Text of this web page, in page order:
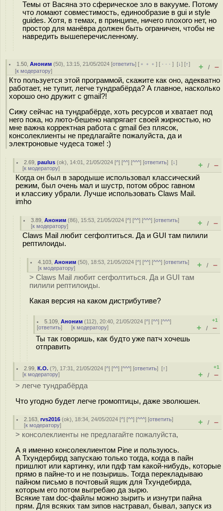
Темы от Васяна это сферическое зло в вакууме. Потому
что ломают совместимость, единообразие в gui и style
guides. Хотя, в темах, в принципе, ничего плохого нет, но
простор для манёвра должен быть ограничен, чтобы не
навредить вышеперечисленному.
1.50 ,Аноним (50), 13:15, 21/05/2024 [ответить] [ ﹢﹢﹢] [ · · ·][↓] [↑]
[к модератору] + / –
Кто пользуется этой программой, скажите как оно, адекватно
работает, не тупит, легче тундрабёрда? А главное, насколько
хорошо оно дружит с gmail?!
Сижу сейчас на тундрабёрде, хоть ресурсов и хватает под
него пока, но люто-бешено напрягает своей жирностью, но
мне важна корректная работа с gmail без плясок,
консолеклиенты не предлагайте пожалуйста, да и
электроновые чудеса тоже! :)
2.69 ,paulus (ok), 14:01, 21/05/2024 [^] [^^] [^^^] [ответить][↓]
[к модератору] + / –
Когда он был в зародыше использовал классический
режим, был очень мал и шустр, потом оброс гавном
и классику убрали. Лучше использовать Claws Mail.
imho
3.89 ,Аноним (86), 15:53, 21/05/2024 [^] [^^] [^^^] [ответить]
[к модератору] + / –
Claws Mail любит сегфолтиться. Да и GUI там пилили
рептилоиды.
4.103 ,Аноним (50), 18:53, 21/05/2024 [^] [^^] [^^^] [ответить]
[к модератору] + / –
> Claws Mail любит сегфолтиться. Да и GUI там
пилили рептилоиды.
Какая версия на каком дистрибутиве?
5.109 ,Аноним (112), 20:40, 21/05/2024 [^] [^^] [^^^]
[ответить] [к модератору]
+1
+ / –
Ты так говоришь, как будто уже патч хочешь
отправить
2.99 ,К.О. (?), 17:31, 21/05/2024 [^] [^^] [^^^] [ответить][↑]
[к модератору]
+1
+ / –
> легче тундрабёрда
Что угодно будет легче громоптицы, даже эволюшен.
2.163 ,rvs2016 (ok), 18:34, 24/05/2024 [^] [^^] [^^^] [ответить]
[к модератору] + / –
> консолеклиенты не предлагайте пожалуйста,
А я именно консолеклиентом Pine и пользуюсь.
А Тхундербирд запускаю только тогда, когда в пайн
пришлют или картинку, или пдф там какой-нибудь, которые
прямо в пайне-то и не позыришь. Тогда перекладываю
пайном письмо в почтовый ящик для Тхундебирда,
которым его потом выгребаю да зырю.
Всякие там doc-файлы можно зырить и изнутри пайна
прям. Для всяких там зипов настравал, бывал, запуск из